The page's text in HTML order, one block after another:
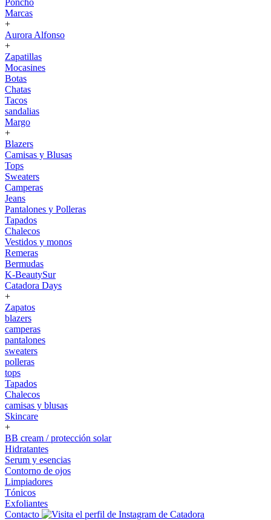
Poncho
Marcas
+
Aurora Alfonso
+
Zapatillas
Mocasines
Botas
Chatas
Tacos
sandalias
Margo
+
Blazers
Camisas y Blusas
Tops
Sweaters
Camperas
Jeans
Pantalones y Polleras
Tapados
Chalecos
Vestidos y monos
Remeras
Bermudas
K-BeautySur
Catadora Days
+
Zapatos
blazers
camperas
pantalones
sweaters
polleras
tops
Tapados
Chalecos
camisas y blusas
Skincare
+
BB cream / protección solar
Hidratantes
Serum y esencias
Contorno de ojos
Limpiadores
Tónicos
Exfoliantes
Contacto